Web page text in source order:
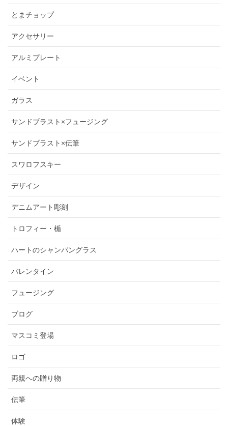
とまチョップ
アクセサリー
アルミプレート
イベント
ガラス
サンドブラスト×フュージング
サンドブラスト×伝筆
スワロフスキー
デザイン
デニムアート彫刻
トロフィー・楯
ハートのシャンパングラス
バレンタイン
フュージング
ブログ
マスコミ登場
ロゴ
両親への贈り物
伝筆
体験